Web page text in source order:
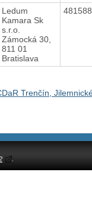
Ledum
Kamara Sk
s.r.o.
Zámocká 30,
811 01
Bratislava
Trenčín,